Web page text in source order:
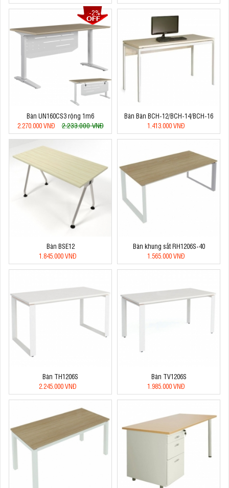
-2%
Bàn UN160CS3 rộng 1m6
2.270.000 VNĐ
2.233.000 VNĐ
Bàn Bàn BCH-12/BCH-14/BCH-16
1.413.000 VNĐ
Bàn BSE12
1.845.000 VNĐ
Bàn khung sắt RH1206S-40
1.565.000 VNĐ
Bàn TH1206S
2.245.000 VNĐ
Bàn TV1206S
1.985.000 VNĐ